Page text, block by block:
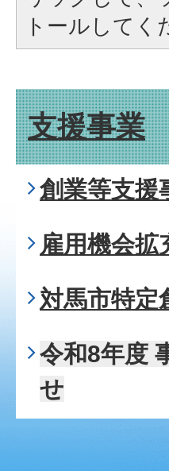
トールしてく
支援事業
創業等支援
雇用機会拡
対馬市特定
令和8年度
せ